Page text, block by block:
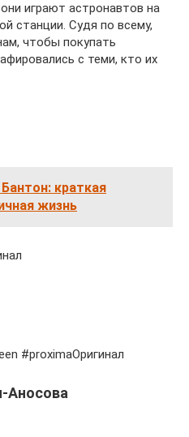
играют астронавтов на
станции. Судя по всему,
чтобы покупать
с теми, кто их
краткая
жизнь
#proximaОригинал
Аносова